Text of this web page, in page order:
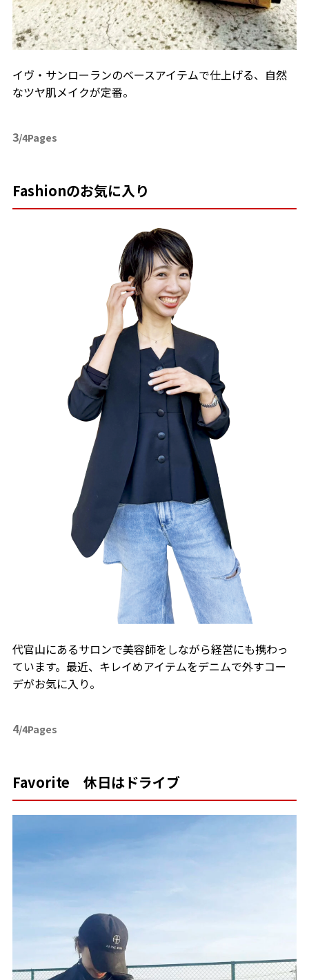
イヴ・サンローランのベースアイテムで仕上げる、自然
なツヤ肌メイクが定番。
3/4Pages
Fashionのお気に入り
代官山にあるサロンで美容師をしながら経営にも携わっ
ています。最近、キレイめアイテムをデニムで外すコー
デがお気に入り。
4/4Pages
Favorite 休日はドライブ